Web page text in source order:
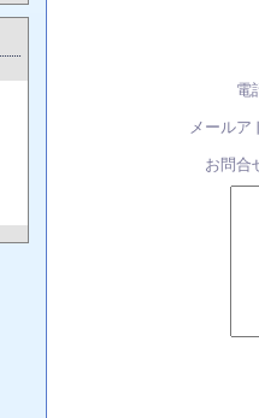
電
メールア
お問合